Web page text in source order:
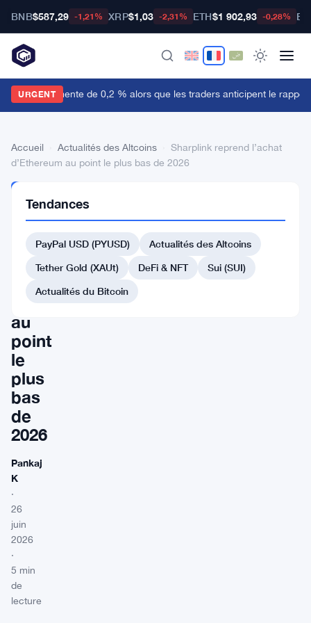
BNB$587,29 -1,21% XRP$1,03 -2,31% ETH$1 902,93 -0,28%
URGENT
dollar augmente de 0,2 % alors que les traders anticipent le rapport
Accueil Actualités des Altcoins
Sharplink reprend l’achat
d’Ethereum au point le plus bas de 2026
DES
ALTCOINS
Sharplink
reprend
l’achat
au
point
le
plus
bas
de
2026
Pankaj
K
·
26
juin
2026
·
5 min
de
lecture
Tendances
PayPal USD (PYUSD)
Actualités des Altcoins
Tether Gold (XAUt)
DeFi & NFT
Sui (SUI)
Actualités du Bitcoin